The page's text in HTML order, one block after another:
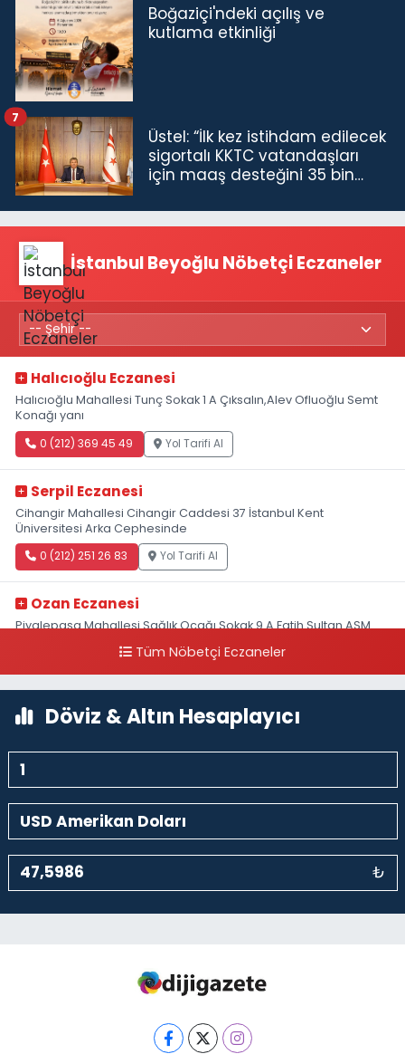
Boğaziçi'ndeki açılış ve
kutlama etkinliği
Üstel: “İlk kez istihdam edilecek
sigortalı KKTC vatandaşları
için maaş desteğini 35 bin
7
İstanbul Beyoğlu Nöbetçi Eczaneler
Halıcıoğlu Eczanesi
Halıcıoğlu Mahallesi Tunç Sokak 1 A Çıksalın,Alev Ofluoğlu Semt
Konağı yanı
0 (212) 369 45 49 Yol Tarifi Al
Serpil Eczanesi
Cihangir Mahallesi Cihangir Caddesi 37 İstanbul Kent
Üniversitesi Arka Cephesinde
0 (212) 251 26 83 Yol Tarifi Al
Ozan Eczanesi
Piyalepaşa Mahallesi Sağlık Ocağı Sokak 9 A Fatih Sultan ASM
Tüm Nöbetçi Eczaneler
Döviz & Altın Hesaplayıcı
₺